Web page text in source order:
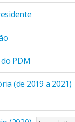
PDM
(de 2019 a 2021)